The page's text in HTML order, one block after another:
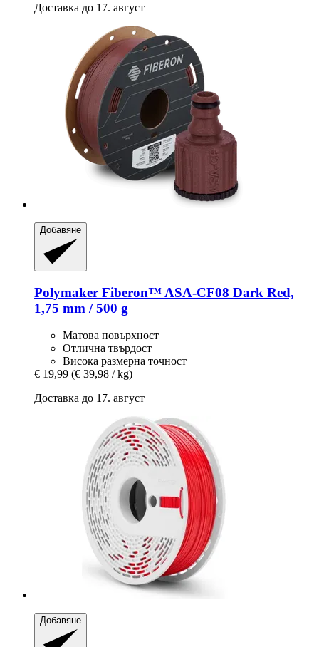
Доставка до 17. август
Добавяне
Polymaker Fiberon™ ASA-​CF08 Dark Red,
1,75 mm / 500 g
Матова повърхност
Отлична твърдост
Висока размерна точност
€ 19,99 (€ 39,98 / kg)
Доставка до 17. август
Добавяне